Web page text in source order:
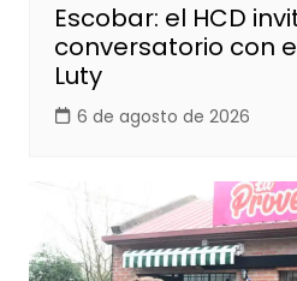
Escobar: el HCD
conversatorio con
Luty
6 de agosto de 2026